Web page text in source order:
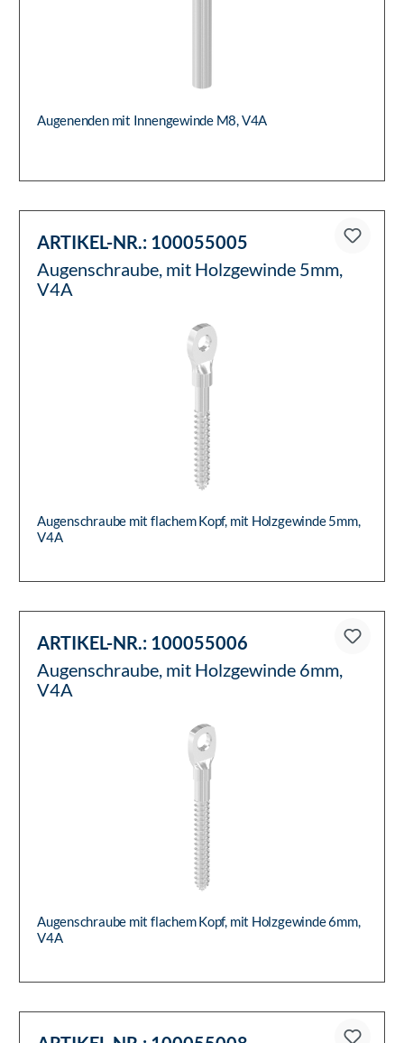
Augenenden mit Innengewinde M8, V4A
ARTIKEL-NR.: 100055005
Augenschraube, mit Holzgewinde 5mm,
V4A
Augenschraube mit flachem Kopf, mit Holzgewinde 5mm,
V4A
ARTIKEL-NR.: 100055006
Augenschraube, mit Holzgewinde 6mm,
V4A
Augenschraube mit flachem Kopf, mit Holzgewinde 6mm,
V4A